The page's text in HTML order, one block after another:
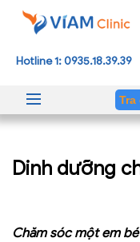
Hotline 1: 0935.18.39.39
Tra
Dinh dưỡng
Chăm sóc một em